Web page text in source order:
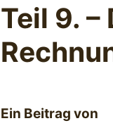
Teil 9. –
Ein Beitrag von